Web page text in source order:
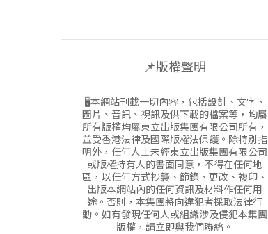
📌版權聲明
🖥本網站刊載一切內容，包括設計、文字、
圖片、音訊、視訊及供下載的檔案等，均屬
所有版權均屬東立出版集團有限公司所有，
並受香港法律及國際版權法保護。除特別指
明外，任何人士未經東立出版集團有限公司
或版權持有人的書面同意，不得在任何地
區，以任何方式抄襲、節錄、更改、複印、
出版本網站內的任何資訊及材料作任何用
途。否則，本集團將向違犯者採取法律行
動。如有發現任何人或組織涉及侵犯本集團
版權，請立即與我們聯絡。